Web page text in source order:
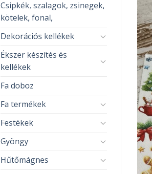
Csipkék, szalagok, zsinegek,
kötelek, fonal,
Dekorációs kellékek
Ékszer készítés és
kellékek
Fa doboz
Fa termékek
Festékek
Gyöngy
Hűtőmágnes